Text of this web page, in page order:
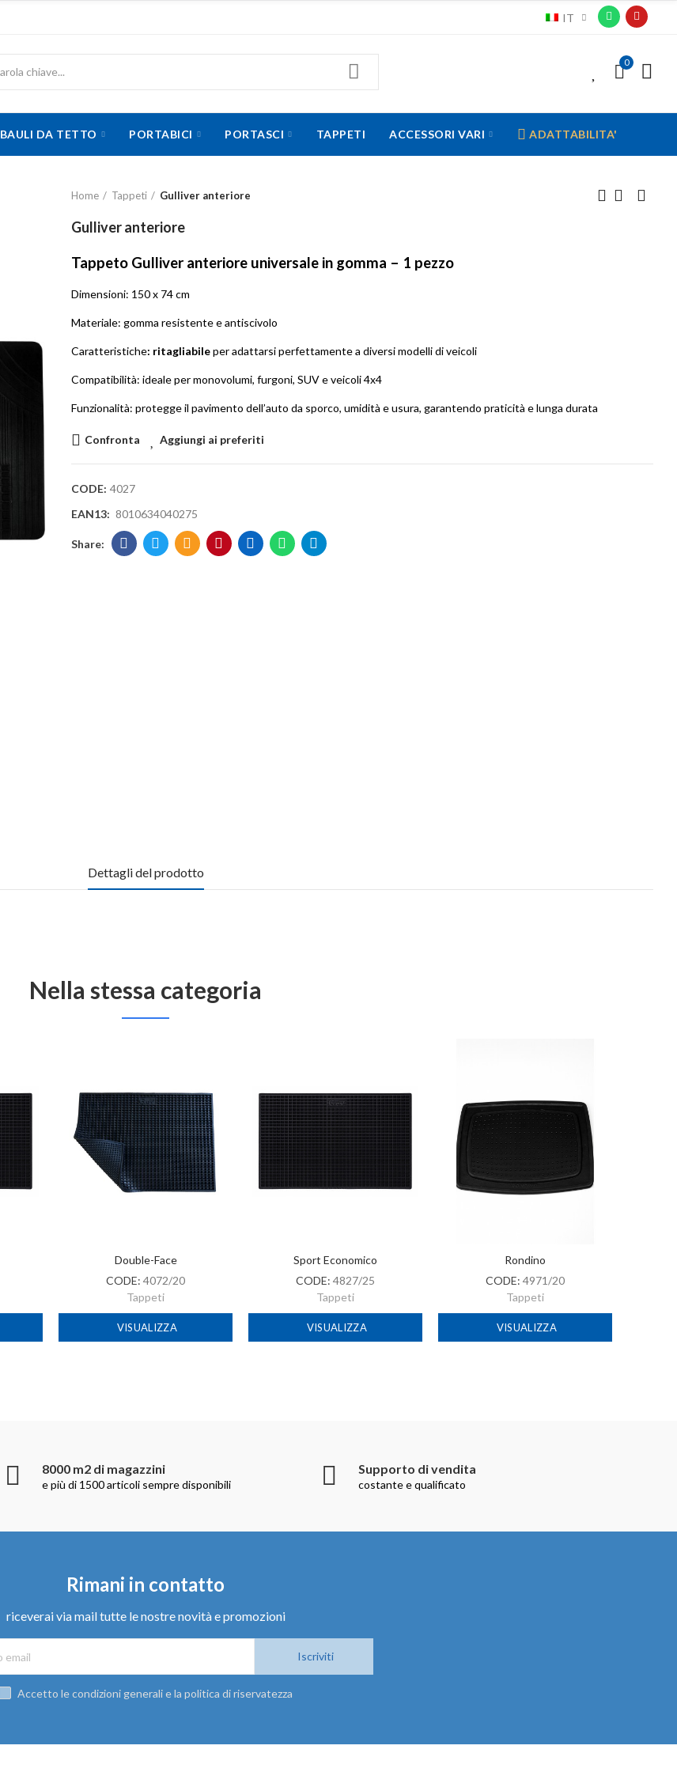
IT
0
BAULI DA TETTO PORTABICI PORTASCI TAPPETI ACCESSORI VARI ADATTABILITA'
Home Tappeti Gulliver anteriore
Gulliver anteriore
Tappeto Gulliver anteriore universale in gomma – 1 pezzo
Dimensioni: 150 x 74 cm
Materiale: gomma resistente e antiscivolo
Caratteristiche: ritagliabileper adattarsi perfettamente a diversi modelli di veicoli
Compatibilità: ideale per monovolumi, furgoni, SUV e veicoli 4x4
Funzionalità: protegge il pavimento dell’auto da sporco, umidità e usura, garantendo praticità e lunga durata
Confronta Aggiungi ai preferiti
CODE: 4027
EAN13: 8010634040275
Dettagli del prodotto
Nella stessa categoria
Double-Face
CODE: 4072/20
Tappeti
VISUALIZZA
Sport Economico
CODE: 4827/25
Tappeti
VISUALIZZA
Rondino
CODE: 4971/20
Tappeti
VISUALIZZA
8000 m2 di magazzini
e più di 1500 articoli sempre disponibili
Supporto di vendita
costante e qualificato
Rimani in contatto
riceverai via mail tutte le nostre novità e promozioni
Iscriviti
Accetto le condizioni generali e la politica di riservatezza